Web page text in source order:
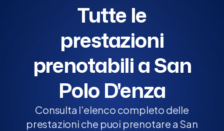
Tutte le
prestazioni
prenotabili a San
Polo D'enza
Consulta l'elenco completo delle
prestazioni che puoi prenotare a San